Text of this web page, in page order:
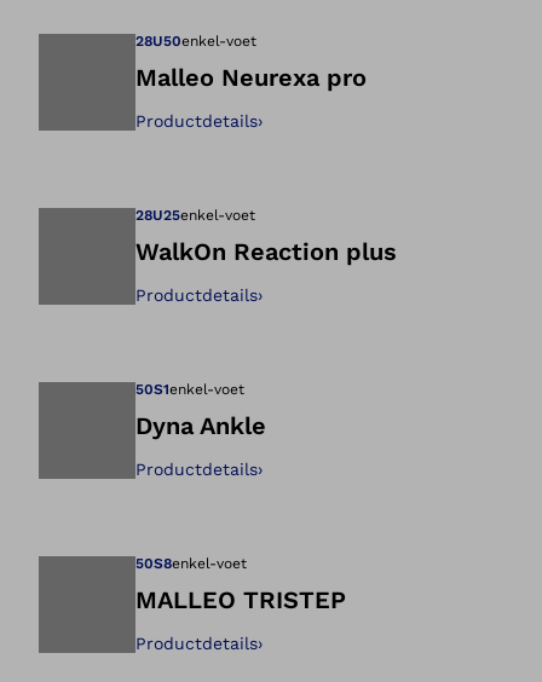
28U50enkel-voet
Malleo Neurexa pro
Productdetails›
28U25enkel-voet
WalkOn Reaction plus
Productdetails›
50S1enkel-voet
Dyna Ankle
Productdetails›
50S8enkel-voet
MALLEO TRISTEP
Productdetails›